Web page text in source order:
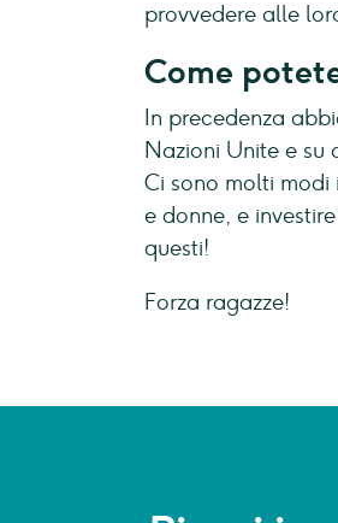
provvedere alle
Come
In precedenza
Nazioni Unite e su
Ci sono molti
e donne, e
questi!
Forza ragazze!